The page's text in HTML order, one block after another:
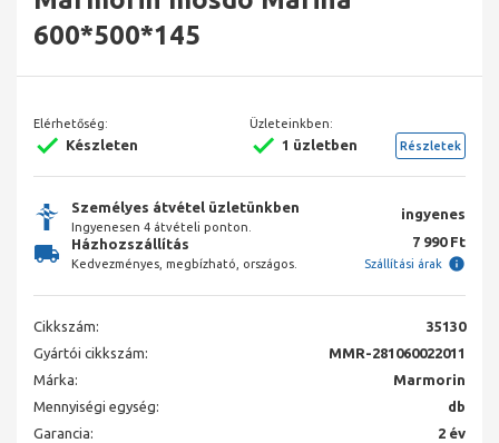
600*500*145
Elérhetőség:
Készleten
Üzleteinkben:
1 üzletben Részletek
Személyes átvétel üzletünkben
Ingyenesen 4 átvételi ponton.
ingyenes
Házhozszállítás
Kedvezményes, megbízható, országos.
7 990 Ft
Szállítási árak
Cikkszám:
35130
Gyártói cikkszám:
MMR-281060022011
Márka:
Marmorin
Mennyiségi egység:
db
Garancia:
2 év